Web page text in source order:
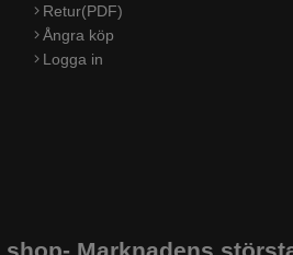
Retur(PDF)
Ångra köp
Logga in
Marknadens